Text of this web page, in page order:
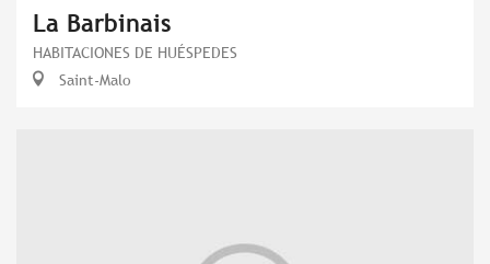
La Barbinais
HABITACIONES DE HUÉSPEDES
Saint-Malo